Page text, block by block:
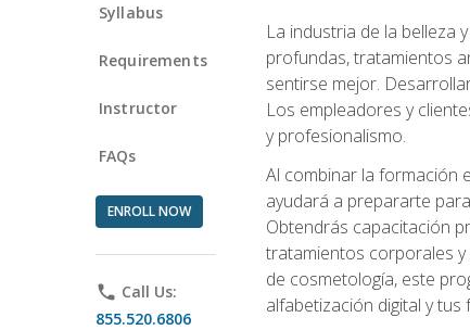
Syllabus
Requirements
Instructor
FAQs
ENROLL NOW
phone Call Us:
855.520.6806
La industria de la belleza
profundas, tratamientos
sentirse mejor.
Los empleadores y
y profesionalismo.
Al combinar la formación
ayudará a prepararte
Obtendrás capacitación
tratamientos corporales y
de cosmetología, este
alfabetización digital y